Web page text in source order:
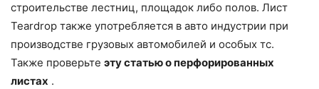
строительстве лестниц, площадок либо полов. Лист
Teardrop также употребляется в авто индустрии при
производстве грузовых автомобилей и особых тс.
Также проверьте эту статью о перфорированных
листах .